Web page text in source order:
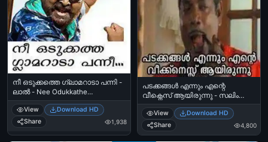
നീ ഒടുക്കത്തെ ഗ്ലാമറാടാ പന്നി -
ലാല്‍ - Nee Odukkathe
Glamouraada Panni - Lal
View
Download HD
Share
1,938
പടക്കങ്ങള്‍ എന്നും എന്റെ
വീക്നെസ് ആയിരുന്നു - സലിം
കുമാര്‍, പുലിവാല്‍ കല്യാണം -
Padakkangal Ennum Ente
Weekness Aayirunnu - Salim
Kumar‍ in Pullival Kalyanam
View
Download HD
Share
4,800